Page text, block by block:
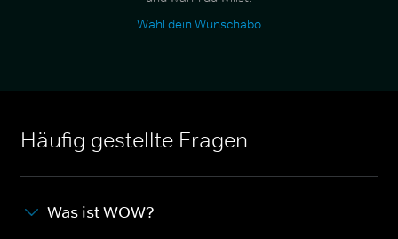
Wähl dein Wunschabo
Häufig gestellte Fragen
Was ist WOW?